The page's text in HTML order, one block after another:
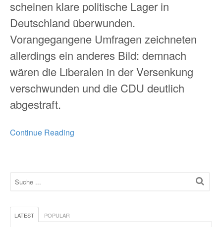
scheinen klare politische Lager in
Deutschland überwunden.
Vorangegangene Umfragen zeichneten
allerdings ein anderes Bild: demnach
wären die Liberalen in der Versenkung
verschwunden und die CDU deutlich
abgestraft.
Continue Reading
LATEST POPULAR